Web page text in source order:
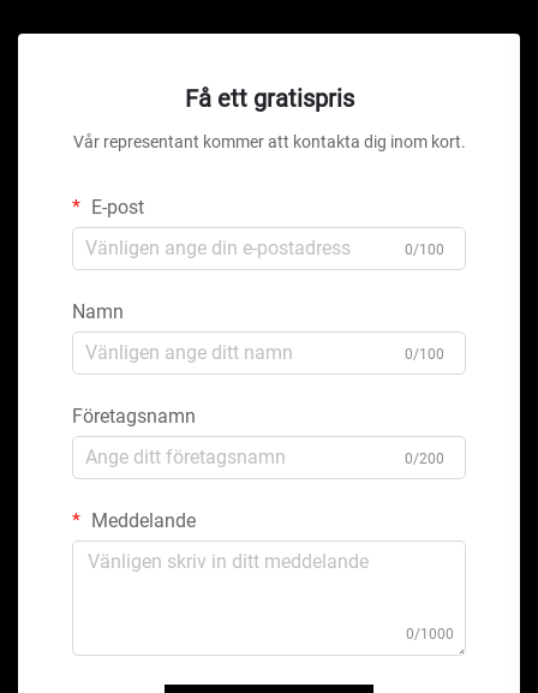
Få ett gratispris
Vår representant kommer att kontakta dig inom kort.
E-post
0/100
Namn
0/100
Företagsnamn
0/200
Meddelande
0/1000